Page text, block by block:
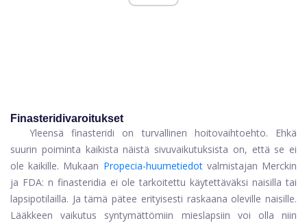
Finasteridivaroitukset
Yleensä finasteridi on turvallinen hoitovaihtoehto. Ehkä
suurin poiminta kaikista näistä sivuvaikutuksista on, että se ei
ole kaikille. Mukaan Propecia-huumetiedot valmistajan Merckin
ja FDA: n finasteridia ei ole tarkoitettu käytettäväksi naisilla tai
lapsipotilailla. Ja tämä pätee erityisesti raskaana oleville naisille.
Lääkkeen vaikutus syntymättömiin mieslapsiin voi olla niin